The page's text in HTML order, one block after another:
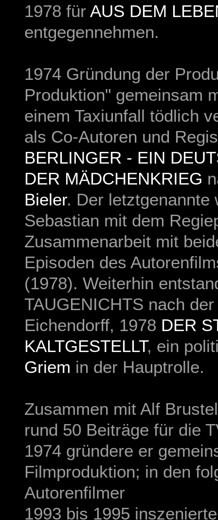
1978 für AUS DEM
entgegennehmen.
1974 Gründung der
Produktion" gemeinsam
einem Taxiunfall tödlich
als Co-Autoren und
BERLINGER - EIN
DER MÄDCHENKRIEG
Bieler. Der letztgenannte
Sebastian mit dem
Zusammenarbeit mit
Episoden des
(1978). Weiterhin
TAUGENICHTS nach
Eichendorff, 1978 DER
KALTGESTELLT, ein
Griem in der Hauptrolle.
Zusammen mit Alf
rund 50 Beiträge für die
1974 gründere er
Filmproduktion; in den
Autorenfilmer
1993 bis 1995